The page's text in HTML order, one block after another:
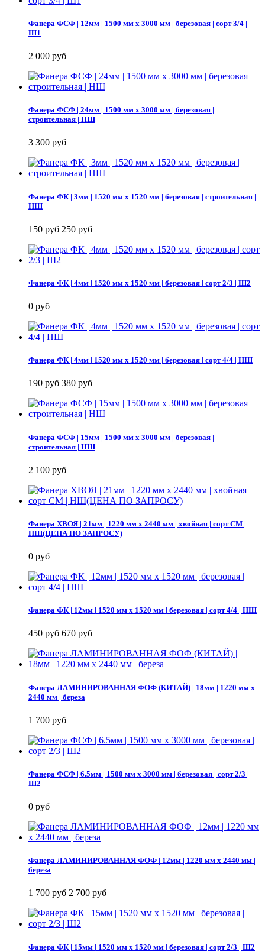
Фанера ФСФ | 12мм | 1500 мм х 3000 мм | березовая | сорт 3/4 |
Ш1
2 000 руб
Фанера ФСФ | 24мм | 1500 мм х 3000 мм | березовая |
строительная | НШ
3 300 руб
Фанера ФК | 3мм | 1520 мм х 1520 мм | березовая | строительная |
НШ
150 руб 250 руб
Фанера ФК | 4мм | 1520 мм х 1520 мм | березовая | сорт 2/3 | Ш2
0 руб
Фанера ФК | 4мм | 1520 мм х 1520 мм | березовая | сорт 4/4 | НШ
190 руб 380 руб
Фанера ФСФ | 15мм | 1500 мм х 3000 мм | березовая |
строительная | НШ
2 100 руб
Фанера ХВОЯ | 21мм | 1220 мм х 2440 мм | хвойная | сорт СМ |
НШ(ЦЕНА ПО ЗАПРОСУ)
0 руб
Фанера ФК | 12мм | 1520 мм х 1520 мм | березовая | сорт 4/4 | НШ
450 руб 670 руб
Фанера ЛАМИНИРОВАННАЯ ФОФ (КИТАЙ) | 18мм | 1220 мм х
2440 мм | береза
1 700 руб
Фанера ФСФ | 6.5мм | 1500 мм х 3000 мм | березовая | сорт 2/3 |
Ш2
0 руб
Фанера ЛАМИНИРОВАННАЯ ФОФ | 12мм | 1220 мм х 2440 мм |
береза
1 700 руб 2 700 руб
Фанера ФК | 15мм | 1520 мм х 1520 мм | березовая | сорт 2/3 | Ш2